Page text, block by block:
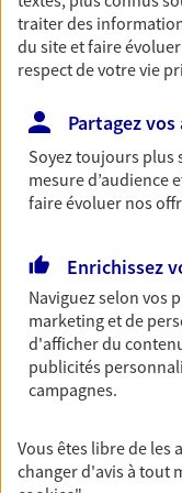
Retraite
Préparez
votre vie avec
notre solution
spécialement
Santé
votre famille
vous ressemble.
Pour un avenir
contrat
garanties
invalidité ou de
traiter des
du site et faire
respect de votre vie
Partagez
Soyez toujours plus
mesure d’audience
faire évoluer nos
Enrichissez
Naviguez selon vos
marketing et de
d'afficher du
publicités
campagnes.
Vous êtes libre de les
changer d'avis à tout